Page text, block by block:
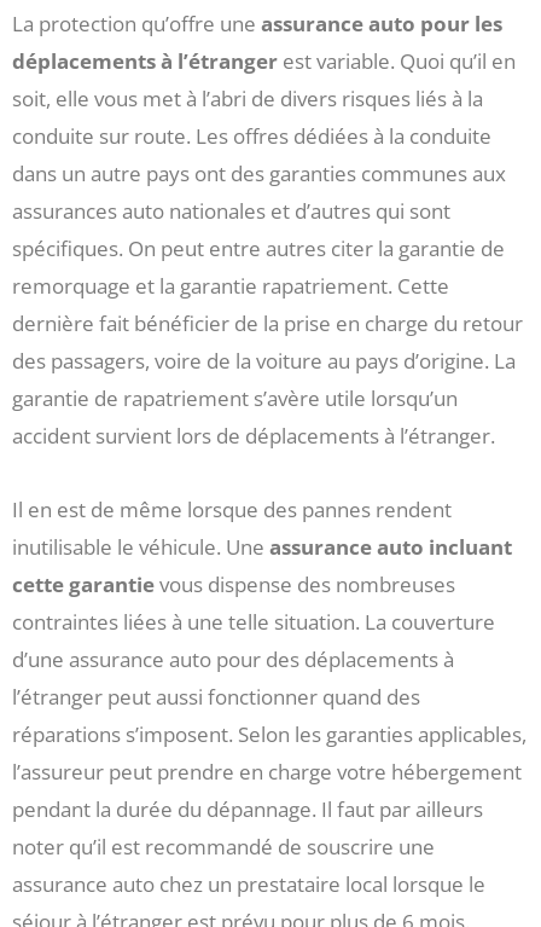
La protection qu’offre une assurance auto pour les
déplacements à l’étranger est variable. Quoi qu’il en
soit, elle vous met à l’abri de divers risques liés à la
conduite sur route. Les offres dédiées à la conduite
dans un autre pays ont des garanties communes aux
assurances auto nationales et d’autres qui sont
spécifiques. On peut entre autres citer la garantie de
remorquage et la garantie rapatriement. Cette
dernière fait bénéficier de la prise en charge du retour
des passagers, voire de la voiture au pays d’origine. La
garantie de rapatriement s’avère utile lorsqu’un
accident survient lors de déplacements à l’étranger.
Il en est de même lorsque des pannes rendent
inutilisable le véhicule. Une assurance auto incluant
cette garantievous dispense des nombreuses
contraintes liées à une telle situation. La couverture
d’une assurance auto pour des déplacements à
l’étranger peut aussi fonctionner quand des
réparations s’imposent. Selon les garanties applicables,
l’assureur peut prendre en charge votre hébergement
pendant la durée du dépannage. Il faut par ailleurs
noter qu’il est recommandé de souscrire une
assurance auto chez un prestataire local lorsque le
séjour à l’étranger est prévu pour plus de 6 mois.